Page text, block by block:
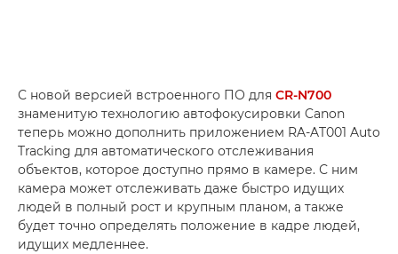
С новой версией встроенного ПО для CR-N700
знаменитую технологию автофокусировки Canon
теперь можно дополнить приложением RA-AT001 Auto
Tracking для автоматического отслеживания
объектов, которое доступно прямо в камере. С ним
камера может отслеживать даже быстро идущих
людей в полный рост и крупным планом, а также
будет точно определять положение в кадре людей,
идущих медленнее.